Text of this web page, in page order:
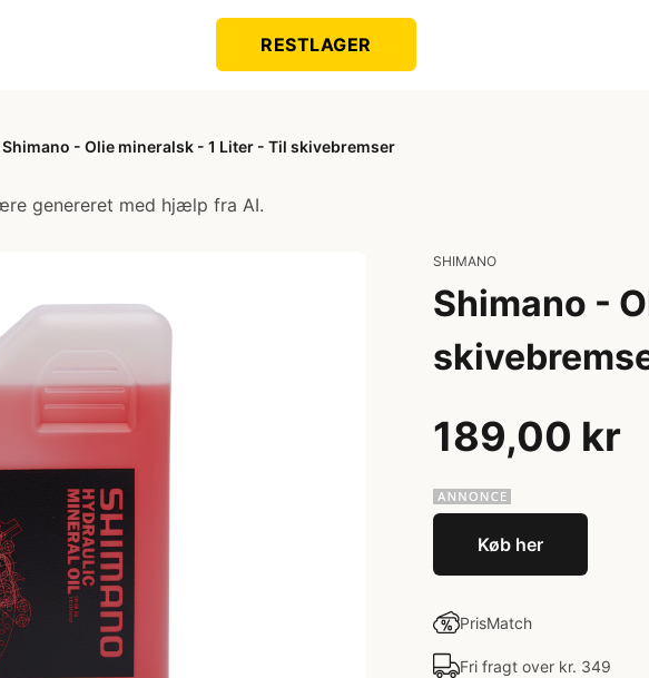
RESTLAGER
Shimano - Olie mineralsk - 1 Liter - Til skivebremser
genereret med hjælp fra AI.
SHIMANO
Shimano -
189,00 kr
Køb her
PrisMatch
Fri fragt over kr. 349